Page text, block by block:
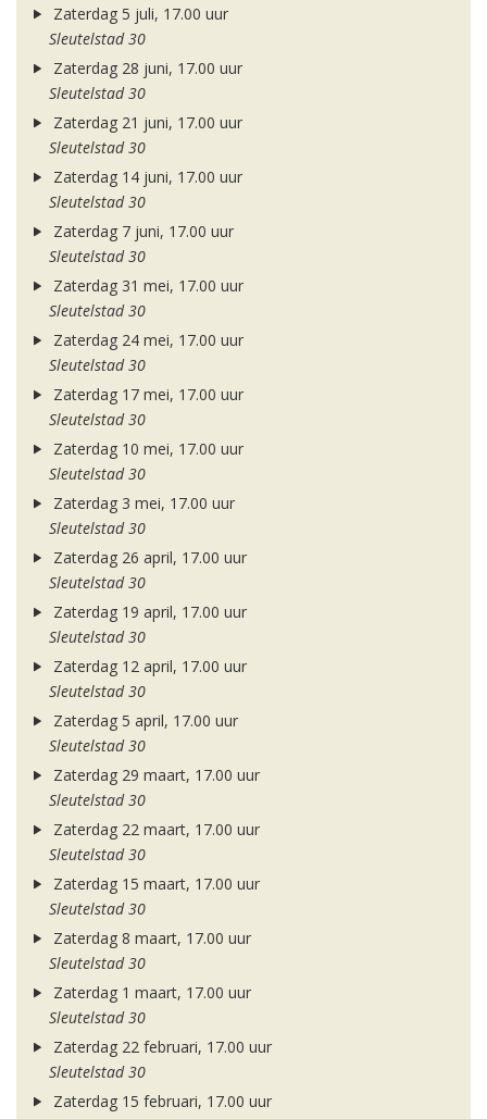
Zaterdag 5 juli, 17.00 uur
Sleutelstad 30
Zaterdag 28 juni, 17.00 uur
Sleutelstad 30
Zaterdag 21 juni, 17.00 uur
Sleutelstad 30
Zaterdag 14 juni, 17.00 uur
Sleutelstad 30
Zaterdag 7 juni, 17.00 uur
Sleutelstad 30
Zaterdag 31 mei, 17.00 uur
Sleutelstad 30
Zaterdag 24 mei, 17.00 uur
Sleutelstad 30
Zaterdag 17 mei, 17.00 uur
Sleutelstad 30
Zaterdag 10 mei, 17.00 uur
Sleutelstad 30
Zaterdag 3 mei, 17.00 uur
Sleutelstad 30
Zaterdag 26 april, 17.00 uur
Sleutelstad 30
Zaterdag 19 april, 17.00 uur
Sleutelstad 30
Zaterdag 12 april, 17.00 uur
Sleutelstad 30
Zaterdag 5 april, 17.00 uur
Sleutelstad 30
Zaterdag 29 maart, 17.00 uur
Sleutelstad 30
Zaterdag 22 maart, 17.00 uur
Sleutelstad 30
Zaterdag 15 maart, 17.00 uur
Sleutelstad 30
Zaterdag 8 maart, 17.00 uur
Sleutelstad 30
Zaterdag 1 maart, 17.00 uur
Sleutelstad 30
Zaterdag 22 februari, 17.00 uur
Sleutelstad 30
Zaterdag 15 februari, 17.00 uur